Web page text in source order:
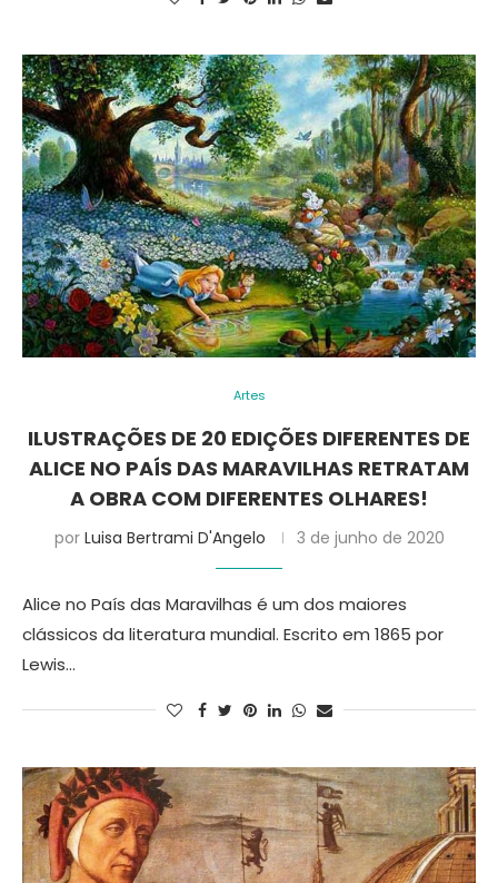
Artes
ILUSTRAÇÕES DE 20 EDIÇÕES DIFERENTES DE
ALICE NO PAÍS DAS MARAVILHAS RETRATAM
A OBRA COM DIFERENTES OLHARES!
por Luisa Bertrami D'Angelo 3 de junho de 2020
Alice no País das Maravilhas é um dos maiores
clássicos da literatura mundial. Escrito em 1865 por
Lewis…